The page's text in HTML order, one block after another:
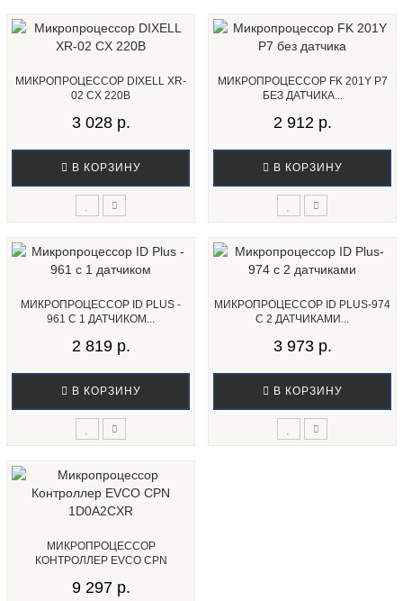
МИКРОПРОЦЕССОР DIXELL XR-
02 CX 220В
3 028 р.
В КОРЗИНУ
МИКРОПРОЦЕССОР FK 201Y P7
БЕЗ ДАТЧИКА...
2 912 р.
В КОРЗИНУ
МИКРОПРОЦЕССОР ID PLUS -
961 С 1 ДАТЧИКОМ...
2 819 р.
В КОРЗИНУ
МИКРОПРОЦЕССОР ID PLUS-974
С 2 ДАТЧИКАМИ...
3 973 р.
В КОРЗИНУ
МИКРОПРОЦЕССОР
КОНТРОЛЛЕР EVCO CPN
9 297 р.